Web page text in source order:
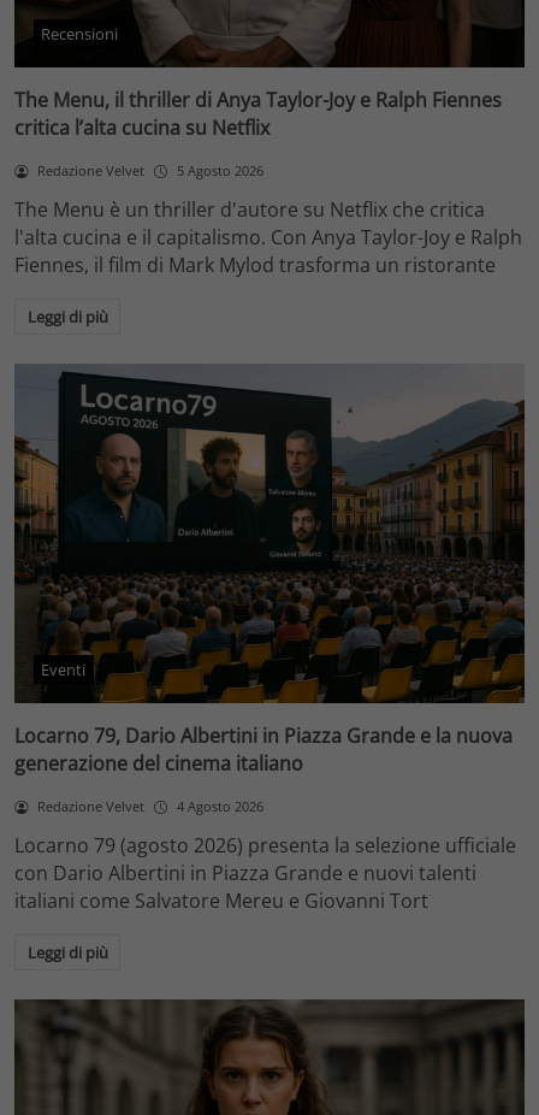
Recensioni
The Menu, il thriller di Anya Taylor-Joy e Ralph Fiennes
critica l’alta cucina su Netflix
Redazione Velvet 5 Agosto 2026
The Menu è un thriller d'autore su Netflix che critica
l'alta cucina e il capitalismo. Con Anya Taylor-Joy e Ralph
Fiennes, il film di Mark Mylod trasforma un ristorante
Leggi di più
Eventi
Locarno 79, Dario Albertini in Piazza Grande e la nuova
generazione del cinema italiano
Redazione Velvet 4 Agosto 2026
Locarno 79 (agosto 2026) presenta la selezione ufficiale
con Dario Albertini in Piazza Grande e nuovi talenti
italiani come Salvatore Mereu e Giovanni Tort
Leggi di più